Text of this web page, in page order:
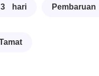
3 hari